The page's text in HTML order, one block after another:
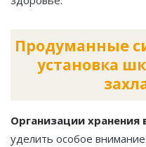
Продуманные
установка
Организации хранения
уделить особое